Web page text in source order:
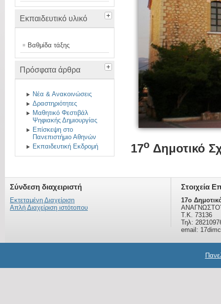
Εκπαιδευτικό υλικό
Βαθμίδα τάξης
Πρόσφατα άρθρα
Νέα & Ανακοινώσεις
Δραστηριότητες
Μαθητικό Φεστιβάλ
Ψηφιακής Δημιουργίας
Επίσκεψη στο
Πανεπιστήμιο Αθηνών
Εκπαιδευτική Εκδρομή
17oΔημοτικό
Σύνδεση διαχειριστή
Εκτεταμένη Διαχείριση
Απλή Διαχείριση ιστότοπου
Στοιχεία
17o
Τ.Κ. 73136
Τηλ:
email: